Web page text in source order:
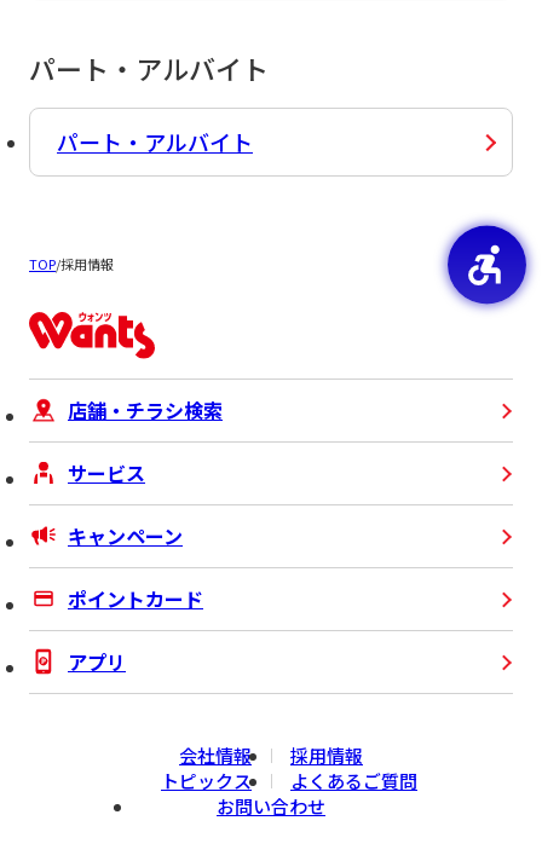
パート・アルバイト
パート・アルバイト
TOP/採用情報
店舗・チラシ検索
サービス
キャンペーン
ポイントカード
アプリ
会社情報
採用情報
トピックス
よくあるご質問
お問い合わせ